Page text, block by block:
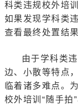
科类违规校外培
如果发现学科类
查看最终处置结果
由于学科类
边、小散等特点
临着诸多难点。
校外培训“随手拍